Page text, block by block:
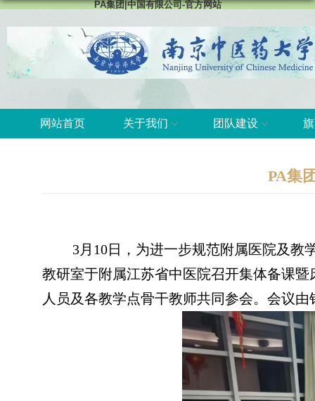
PA集团|中国有限公司-官方网站
网站首页 关于我们 团队建设
PA集
3月 10日，为进一步规范附属医院及教
教研室于附属江苏省中医院召开集体备课
人员及各教学点骨干教师共同参会。会议